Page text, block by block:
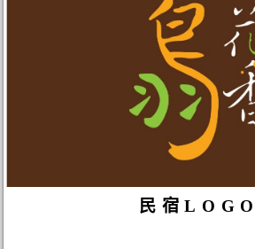
民宿LOGO